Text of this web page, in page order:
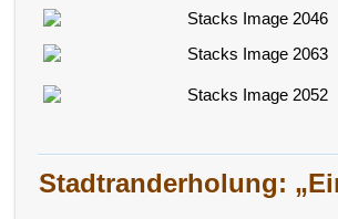
Stadtranderholung: